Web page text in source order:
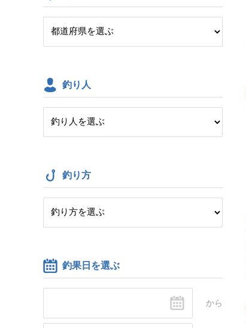
釣り人
釣り方
釣果日を選ぶ